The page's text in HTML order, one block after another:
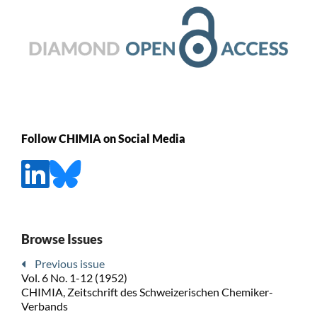
Follow CHIMIA on Social Media
Browse Issues
Previous issue
Vol. 6 No. 1-12 (1952)
CHIMIA, Zeitschrift des Schweizerischen Chemiker-
Verbands